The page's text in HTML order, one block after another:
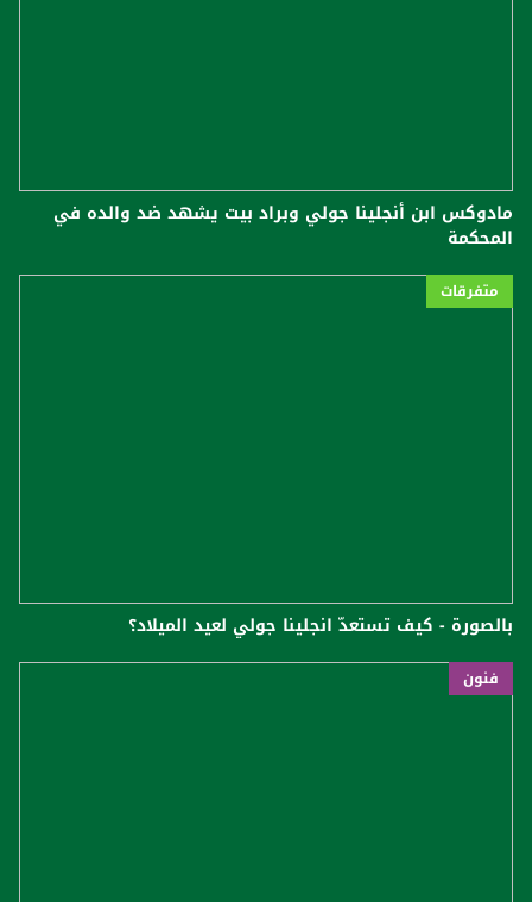
مادوكس ابن أنجلينا جولي وبراد بيت يشهد ضد والده في
المحكمة
متفرقات
بالصورة - كيف تستعدّ انجلينا جولي لعيد الميلاد؟
فنون